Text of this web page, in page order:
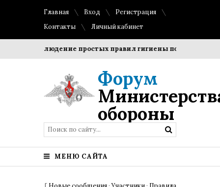
Главная Вход
Регистрация
Контакты
Личный кабинет
Соблюдение простых правил гигиены помогает
Форум
обороны
МЕНЮ САЙТА